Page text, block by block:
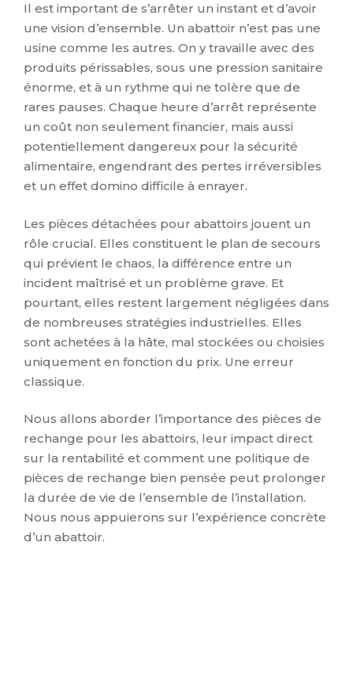
Il est important de s’arrêter un instant et d’avoir
une vision d’ensemble. Un abattoir n’est pas une
usine comme les autres. On y travaille avec des
produits périssables, sous une pression sanitaire
énorme, et à un rythme qui ne tolère que de
rares pauses. Chaque heure d’arrêt représente
un coût non seulement financier, mais aussi
potentiellement dangereux pour la sécurité
alimentaire, engendrant des pertes irréversibles
et un effet domino difficile à enrayer.
Les pièces détachées pour abattoirs jouent un
rôle crucial. Elles constituent le plan de secours
qui prévient le chaos, la différence entre un
incident maîtrisé et un problème grave. Et
pourtant, elles restent largement négligées dans
de nombreuses stratégies industrielles. Elles
sont achetées à la hâte, mal stockées ou choisies
uniquement en fonction du prix. Une erreur
classique.
Nous allons aborder l’importance des pièces de
rechange pour les abattoirs, leur impact direct
sur la rentabilité et comment une politique de
pièces de rechange bien pensée peut prolonger
la durée de vie de l’ensemble de l’installation.
Nous nous appuierons sur l’expérience concrète
d’un abattoir.